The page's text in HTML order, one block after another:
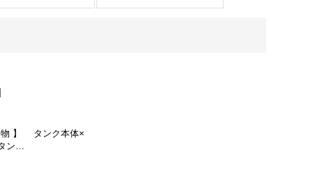
物 】 タンク本体×
ン…